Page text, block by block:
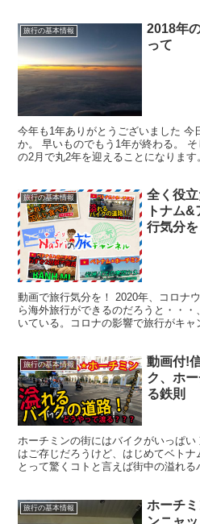
旅行の基本情報
2018年
って
今年も1年ありがとうございました 今
か。 早いものでもう1年が終わる。
の2月で丸2年を迎えることになりま
旅行の基本情報
全く役
トナム
行気分を
動画で旅行気分を！ 2020年、コロナ
ら海外旅行ができるのだろうと・・
いている。コロナの影響で旅行がキ
旅行の基本情報
動画付!
ク、ホ
る鉄則
ホーチミンの街にはバイクがいっぱい
はご存じだろうけど、はじめてベト
とって驚くコトと言えば街中の溢れ
旅行の基本情報
ホーチ